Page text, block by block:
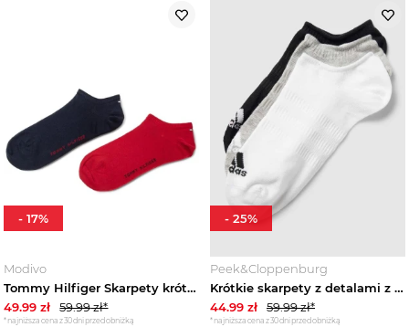
Modivo
Tommy Hilfiger Skarpety krótkie 342023001 Granatowy
49.99 zł 59.99zł*
*najniższa cena z 30 dni przed obniżką
-17%
Peek&Cloppenburg
Krótkie skarpety z detalami z logo w zestawie 3 szt. Adidas Średnioszary melanż
44.99 zł 59.99zł*
*najniższa cena z 30 dni przed obniżką
- 25%